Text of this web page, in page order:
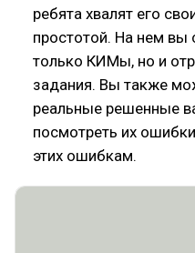
ребята хвалят его
простотой. На нем
только КИМы, но и
задания. Вы также
реальные решенные
посмотреть их
этих ошибкам.